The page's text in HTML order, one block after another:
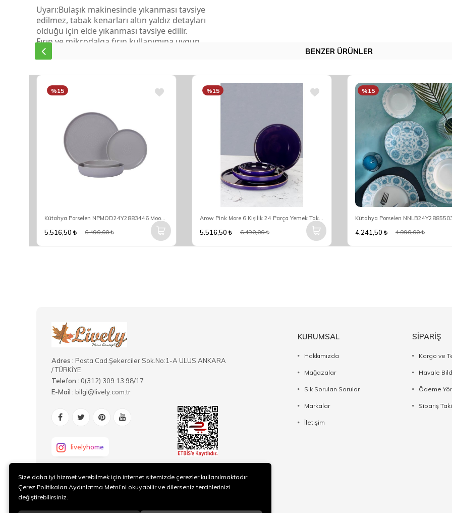
Uyarı:Bulaşık makinesinde yıkanması tavsiye
edilmez, tabak kenarları altın yaldız detayları
olduğu için elde yıkanması tavsiye edilir.
Fırın ve mikrodalga fırın kullanımına uygun
değildir.
BENZER ÜRÜNLER
Kütahya Porselen NPMOD24Y2883446 Mood Nano 6 Kişilik 24 Parça Yuvarlak Yemek Takımı
%15
5.516,50 6.490,00
Arow Pink More 6 Kişilik 24 Parça Yemek Takımı DC1.TR-3084
%15
5.516,50 6.490,00
%15
4.241,50 4.990,00
Adres : Posta Cad.Şekerciler Sok.No:1-A ULUS ANKARA
/ TÜRKİYE
Telefon : 0(312) 309 13 98/17
E-Mail : bilgi@lively.com.tr
livelyhome
KURUMSAL
Hakkımızda
Mağazalar
Sık Sorulan Sorular
Markalar
İletişim
SİPARİŞ
Kargo ve
Havale
Ödeme
Sipariş
Size daha iyi hizmet verebilmek için internet sitemizde çerezler kullanılmaktadır.
Çerez Politikaları Aydınlatma Metni’ni okuyabilir ve dilerseniz tercihlerinizi
değiştirebilirsiniz.